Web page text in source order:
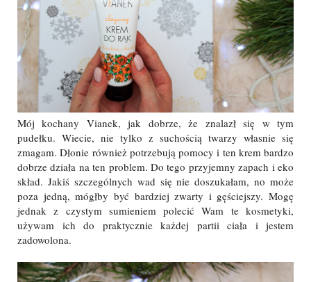
Mój kochany Vianek, jak dobrze, że znalazł się w tym
pudełku. Wiecie, nie tylko z suchością twarzy własnie się
zmagam. Dłonie również potrzebują pomocy i ten krem bardzo
dobrze działa na ten problem. Do tego przyjemny zapach i eko
skład. Jakiś szczególnych wad się nie doszukałam, no może
poza jedną, mógłby być bardziej zwarty i gęściejszy. Mogę
jednak z czystym sumieniem polecić Wam te kosmetyki,
używam ich do praktycznie każdej partii ciała i jestem
zadowolona.